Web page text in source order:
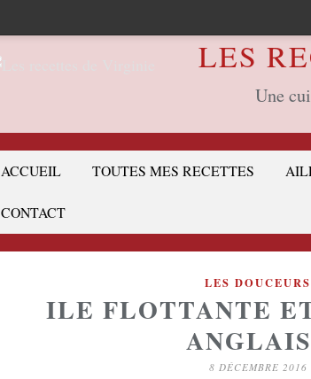
LES
Une
ACCUEIL TOUTES MES RECETTES
CONTACT
LES DOUCEURS
ILE FLOTTANTE
8 DÉCEMBRE 2016